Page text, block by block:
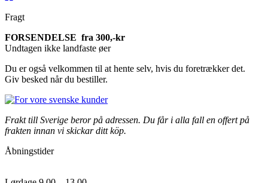
Fragt
FORSENDELSE fra 300,-kr
Undtagen ikke landfaste øer
Du er også velkommen til at hente selv, hvis du foretrækker det.
Giv besked når du bestiller.
Frakt till Sverige beror på adressen. Du får i alla fall en offert på
frakten innan vi skickar ditt köp.
Åbningstider